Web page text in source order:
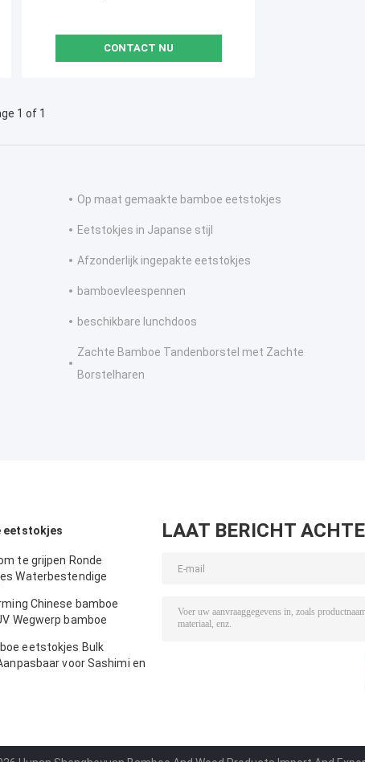
CONTACT NU
1 of 1
Op maat gemaakte bamboe eetstokjes
Eetstokjes in Japanse stijl
Afzonderlijk ingepakte eetstokjes
bamboevleespennen
beschikbare lunchdoos
Zachte Bamboe Tandenborstel met Zachte
Borstelharen
eetstokjes
te grijpen Ronde
Waterbestendige
Chinese bamboe
Wegwerp bamboe
eetstokjes Bulk
voor Sashimi en
LAAT BERICHT